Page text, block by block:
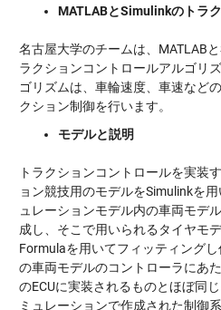
MATLABとSimulinkのトラ
名古屋大学のチームは、MATLAB
ラクションコントロールアルゴリ
ゴリズムは、車輪速度、車速など
クション制御を行います。
モデルと説明
トラクションコントロールを実装
ョン競技用のモデルをSimulinkを
ュレーションモデル内の車両モデ
成し、そこで用いられるタイヤモ
Formulaを用いてフィッティング
の車両モデルのコントローラにあ
のECUに実装されるものとほぼ同
ミュレーションで作成された制御